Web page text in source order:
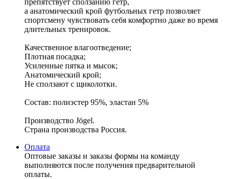
а анатомический крой футбольных гетр позволяет
спортсмену чувствовать себя комфортно даже во время
длительных тренировок.
Качественное влагоотведение;
Плотная посадка;
Усиленные пятка и мысок;
Анатомический крой;
Не сползают с щиколотки.
Состав: полиэстер 95%, эластан 5%
Производство Jögel.
Страна производства Россия.
Оплата
Оптовые заказы и заказы формы на команду
выполняются после получения предварительной
оплаты.